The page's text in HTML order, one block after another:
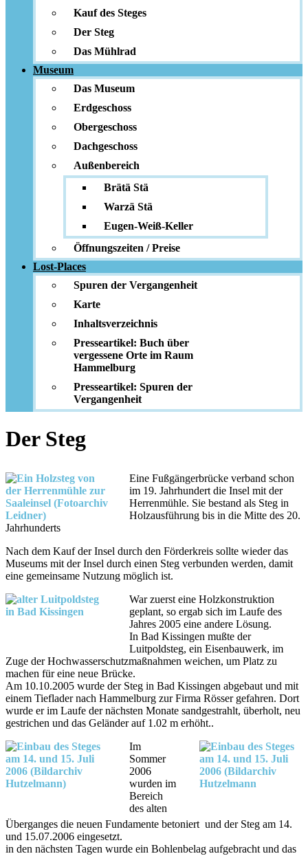
Kauf des Steges
Der Steg
Das Mühlrad
Museum
Das Museum
Erdgeschoss
Obergeschoss
Dachgeschoss
Außenbereich
Brätä Stä
Warzä Stä
Eugen-Weiß-Keller
Öffnungszeiten / Preise
Lost-Places
Spuren der Vergangenheit
Karte
Inhaltsverzeichnis
Presseartikel: Buch über
vergessene Orte im Raum
Hammelburg
Presseartikel: Spuren der
Vergangenheit
Der Steg
Eine Fußgängerbrücke verband schon
im 19. Jahrhundert die Insel mit der
Herrenmühle. Sie bestand als Steg in
Holzausführung bis in die Mitte des 20.
Jahrhunderts
Nach dem Kauf der Insel durch den Förderkreis sollte wieder das
Museums mit der Insel durch einen Steg verbunden werden, damit
eine gemeinsame Nutzung möglich ist.
War zuerst eine Holzkonstruktion
geplant, so ergab sich im Laufe des
Jahres 2005 eine andere Lösung.
In Bad Kissingen mußte der
Luitpoldsteg, ein Eisenbauwerk, im
Zuge der Hochwasserschutzmaßnahmen weichen, um Platz zu
machen für eine neue Brücke.
Am 10.10.2005 wurde der Steg in Bad Kissingen abgebaut und mit
einem Tieflader nach Hammelburg zur Firma Rösser gefahren. Dort
wurde er im Laufe der nächsten Monate sandgestrahlt, überholt, neu
gestrichen und das Geländer auf 1.02 m erhöht..
Im
Sommer
2006
wurden im
Bereich
des alten
Überganges die neuen Fundamente betoniert und der Steg am 14.
und 15.07.2006 eingesetzt.
in den nächsten Tagen wurde ein Bohlenbelag aufgebracht und das